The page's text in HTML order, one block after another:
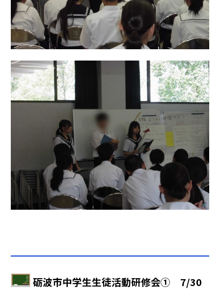
砺波市中学生生徒活動研修会① 7/30